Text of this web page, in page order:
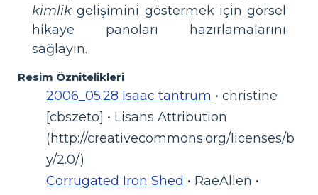
kimlik gelişimini göstermek için görsel
hikaye panoları hazırlamalarını
sağlayın.
Resim Öznitelikleri
2006_05.28 Isaac tantrum • christine
[cbszeto] • Lisans Attribution
(http://creativecommons.org/licenses/b
y/2.0/)
Corrugated Iron Shed • RaeAllen •